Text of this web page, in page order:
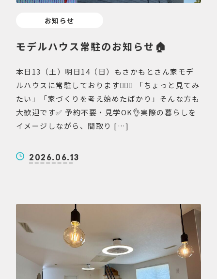
お知らせ
モデルハウス常駐のお知らせ🏠
本日13（土）明日14（日）もさかもとさん家モデ
ルハウスに常駐しております💁🏻‍♀️ 「ちょっと見てみ
たい」「家づくりを考え始めたばかり」そんな方も
大歓迎です✅ 予約不要・見学OK👌実際の暮らしを
イメージしながら、間取り […]
2026.06.13